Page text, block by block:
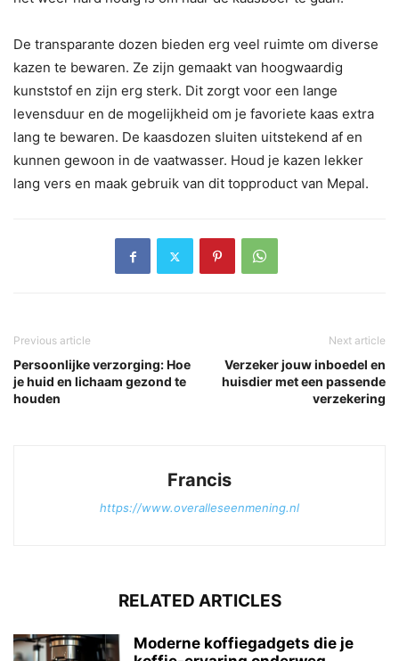
De transparante dozen bieden erg veel ruimte om diverse
kazen te bewaren. Ze zijn gemaakt van hoogwaardig
kunststof en zijn erg sterk. Dit zorgt voor een lange
levensduur en de mogelijkheid om je favoriete kaas extra
lang te bewaren. De kaasdozen sluiten uitstekend af en
kunnen gewoon in de vaatwasser. Houd je kazen lekker
lang vers en maak gebruik van dit topproduct van Mepal.
Previous article
Persoonlijke verzorging: Hoe
je huid en lichaam gezond te
houden
Next article
Verzeker jouw inboedel en
huisdier met een passende
verzekering
Francis
https://www.overalleseenmening.nl
RELATED ARTICLES
Moderne koffiegadgets die je